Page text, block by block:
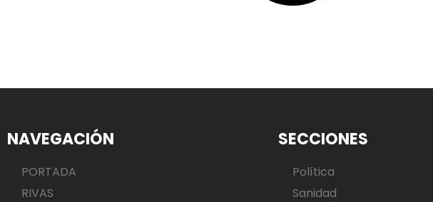
NAVEGACIÓN
PORTADA
RIVAS
SECCIONES
Política
Sanidad